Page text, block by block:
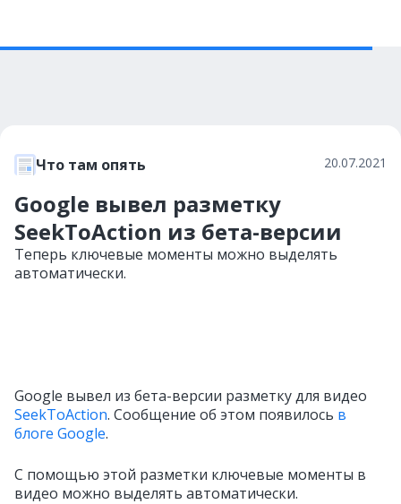
Что там опять 20.07.2021
Google вывел разметку
SeekToAction из бета-версии
Теперь ключевые моменты можно выделять
автоматически.
Google вывел из бета-версии разметку для видео
SeekToAction. Сообщение об этом появилось в
блоге Google.
С помощью этой разметки ключевые моменты в
видео можно выделять автоматически.